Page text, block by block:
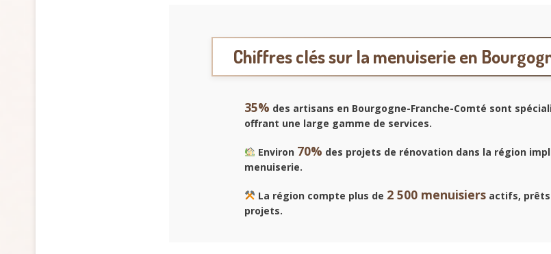
Chiffres clés sur la menuiserie en
35% des artisans en Bourgogne-Franche-Comté sont
offrant une large gamme de services.
Environ 70% des projets de rénovation dans la région
menuiserie.
La région compte plus de 2 500 menuisiersactifs, prêts
projets.